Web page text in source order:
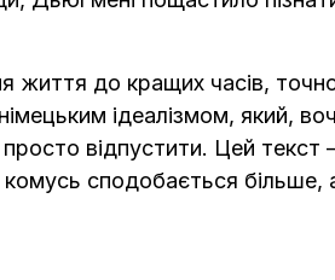
життя до кращих часів,
ідеалізмом, який,
відпустити. Цей текст
сподобається більше,